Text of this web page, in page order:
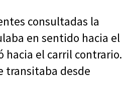
consultadas la
en sentido hacia el
hacia el carril contrario.
transitaba desde